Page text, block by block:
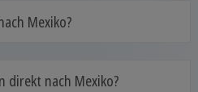
Mexiko?
direkt nach Mexiko?